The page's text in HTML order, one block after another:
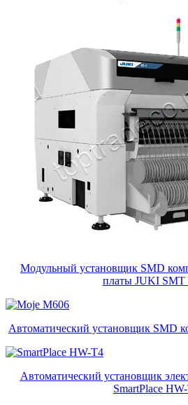
Модульный установщик SMD
платы JUKI SMT
Автоматический установщик SMD
Автоматический установщик
SmartPlace